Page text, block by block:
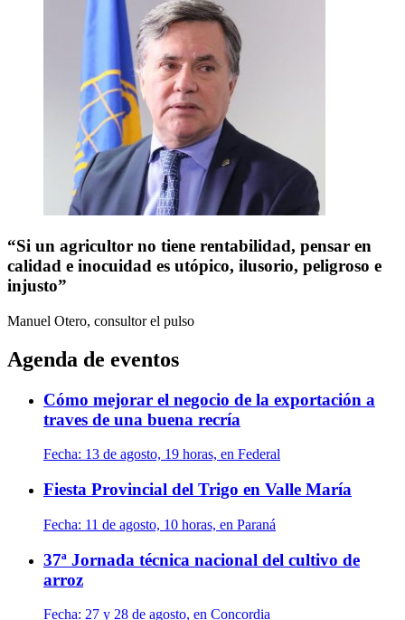
“Si un agricultor no tiene rentabilidad, pensar en
calidad e inocuidad es utópico, ilusorio, peligroso e
injusto”
Manuel Otero, consultor el pulso
Agenda de eventos
Cómo mejorar el negocio de la exportación a
traves de una buena recría
Fecha: 13 de agosto, 19 horas, en Federal
Fiesta Provincial del Trigo en Valle María
Fecha: 11 de agosto, 10 horas, en Paraná
37ª Jornada técnica nacional del cultivo de
arroz
Fecha: 27 y 28 de agosto, en Concordia